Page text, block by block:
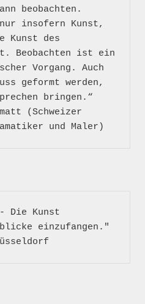
beobachten.
insofern Kunst,
Kunst des
Beobachten ist ein
Vorgang. Auch
geformt werden,
bringen.“
(Schweizer
Die Kunst
einzufangen."